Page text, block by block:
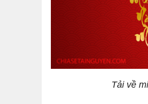
Tải về